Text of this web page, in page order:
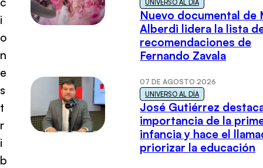
i
o
n
e
s
t
r
i
b
UNIVERSO AL DÍA
Nuevo documental de
Alberdi lidera la lista
recomendaciones de
Fernando Zavala
07 DE AGOSTO 2026
UNIVERSO AL DÍA
José Gutiérrez
importancia de la
infancia y hace el
priorizar la educación